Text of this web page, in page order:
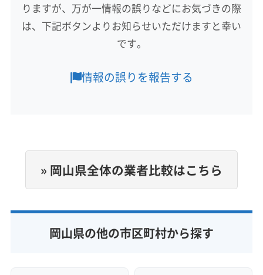
新見市
真庭市 瀬戸内市 赤磐市 浅口市
倉敷市
総社市
津山市 備前市 美作市
英田郡西粟倉村
久米郡久米南町
真庭郡新庄村
浅口郡里庄町
都窪郡早島町
もっと見る
8:00〜18:00
非公開
りますが、万が一情報の誤りなどにお気づきの際
は、下記ボタンよりお知らせいただけますと幸い
です。
情報の誤りを報告する
» 岡山県全体の業者比較はこちら
岡山県の他の市区町村から探す